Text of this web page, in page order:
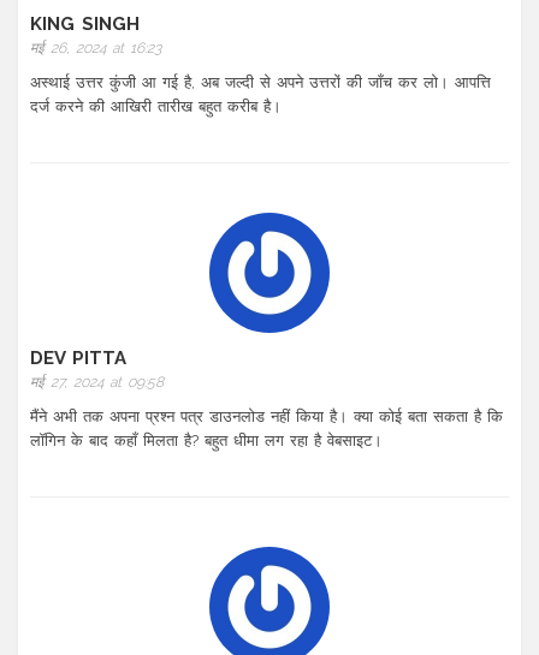
KING SINGH
मई 26, 2024 at 16:23
अस्थाई उत्तर कुंजी आ गई है, अब जल्दी से अपने उत्तरों की जाँच कर लो। आपत्ति
दर्ज करने की आखिरी तारीख बहुत करीब है।
DEV PITTA
मई 27, 2024 at 09:58
मैंने अभी तक अपना प्रश्न पत्र डाउनलोड नहीं किया है। क्या कोई बता सकता है कि
लॉगिन के बाद कहाँ मिलता है? बहुत धीमा लग रहा है वेबसाइट।